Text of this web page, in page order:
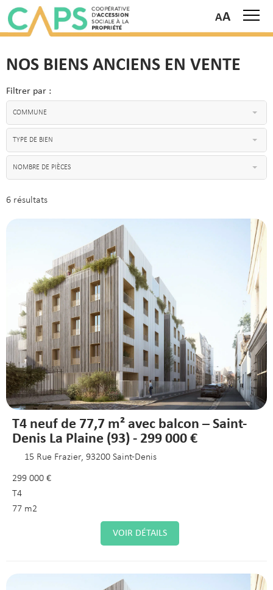
NOS BIENS ANCIENS EN VENTE
Filtrer par :
COMMUNE
TYPE DE BIEN
NOMBRE DE PIÈCES
6 résultats
T4 neuf de 77,7 m² avec balcon – Saint-
Denis La Plaine (93) - 299 000 €
15 Rue Frazier, 93200 Saint-Denis
299 000 €
T4
77 m2
VOIR DÉTAILS
A